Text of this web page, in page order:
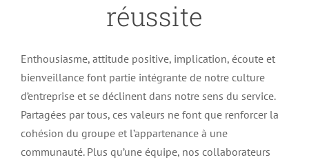
réussite
Enthousiasme, attitude positive, implication, écoute et
bienveillance font partie intégrante de notre culture
d’entreprise et se déclinent dans notre sens du service.
Partagées par tous, ces valeurs ne font que renforcer la
cohésion du groupe et l’appartenance à une
communauté. Plus qu’une équipe, nos collaborateurs